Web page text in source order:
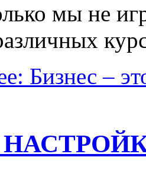
мы не
Бизнес –